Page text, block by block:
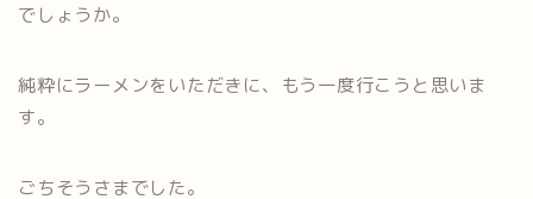
でしょうか。
純粋にラーメンをいただきに、もう一度行こうと思いま
す。
ごちそうさまでした。